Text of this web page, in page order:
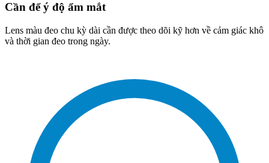
Cần để ý độ ẩm mắt
Lens màu đeo chu kỳ dài cần được theo dõi kỹ hơn về cảm giác khô
và thời gian đeo trong ngày.